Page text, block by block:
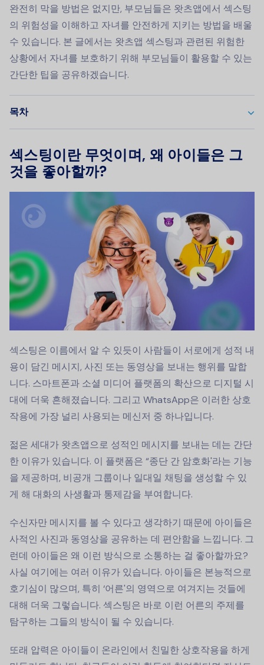
완전히 막을 방법은 없지만, 부모님들은 왓츠앱에서 섹스팅
의 위험성을 이해하고 자녀를 안전하게 지키는 방법을 배울
수 있습니다. 본 글에서는 왓츠앱 섹스팅과 관련된 위험한
상황에서 자녀를 보호하기 위해 부모님들이 활용할 수 있는
간단한 팁을 공유하겠습니다.
목차
섹스팅이란 무엇이며, 왜 아이들은 그
것을 좋아할까?
섹스팅은 이름에서 알 수 있듯이 사람들이 서로에게 성적 내
용이 담긴 메시지, 사진 또는 동영상을 보내는 행위를 말합
니다. 스마트폰과 소셜 미디어 플랫폼의 확산으로 디지털 시
대에 더욱 흔해졌습니다. 그리고 WhatsApp은 이러한 상호
작용에 가장 널리 사용되는 메신저 중 하나입니다.
젊은 세대가 왓츠앱으로 성적인 메시지를 보내는 데는 간단
한 이유가 있습니다. 이 플랫폼은 “종단 간 암호화'라는 기능
을 제공하며, 비공개 그룹이나 일대일 채팅을 생성할 수 있
게 해 대화의 사생활과 통제감을 부여합니다.
수신자만 메시지를 볼 수 있다고 생각하기 때문에 아이들은
사적인 사진과 동영상을 공유하는 데 편안함을 느낍니다. 그
런데 아이들은 왜 이런 방식으로 소통하는 걸 좋아할까요?
사실 여기에는 여러 이유가 있습니다. 아이들은 본능적으로
호기심이 많으며, 특히 ‘어른'의 영역으로 여겨지는 것들에
대해 더욱 그렇습니다. 섹스팅은 바로 이런 어른의 주제를
탐구하는 그들의 방식이 될 수 있습니다.
또래 압력은 아이들이 온라인에서 친밀한 상호작용을 하게